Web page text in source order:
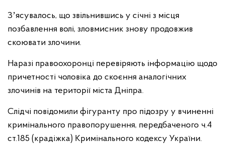
Зʼясувалось, що звільнившись у січні з місця
позбавлення волі, зловмисник знову продовжив
скоювати злочини.
Наразі правоохоронці перевіряють інформацію щодо
причетності чоловіка до скоєння аналогічних
злочинів на території міста Дніпра.
Слідчі повідомили фігуранту про підозру у вчиненні
кримінального правопорушення, передбаченого ч.4
ст.185 (крадіжка) Кримінального кодексу України.